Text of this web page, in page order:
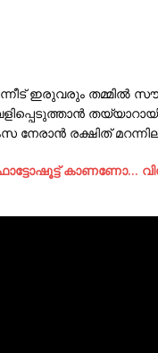
ഇരുവരും തമ്മിൽ
നേരാൻ രക്ഷിത്
കാണണോ…